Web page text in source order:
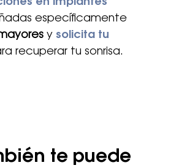
en implantes
específicamente
ysolicita tu
recuperar tu sonrisa.
te puede